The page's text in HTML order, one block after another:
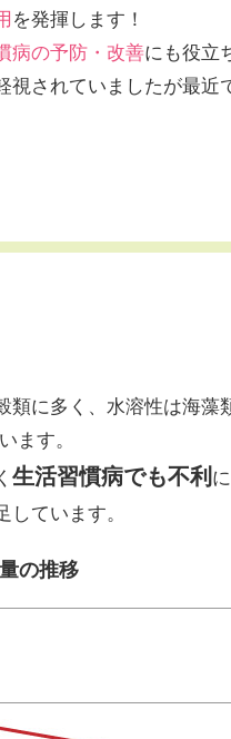
を発揮します！
病の予防・改善にも役立
されていましたが最近
に多く、水溶性は海藻
ます。
生活習慣病でも不利
ています。
の推移